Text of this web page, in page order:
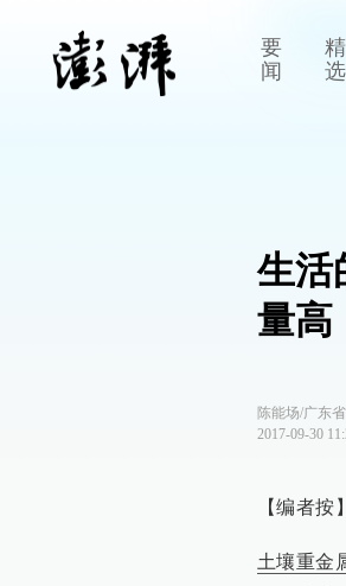
要
闻
精
选
生活
量高
陈能场/广东
2017-09-30
【编者按】
土壤重金